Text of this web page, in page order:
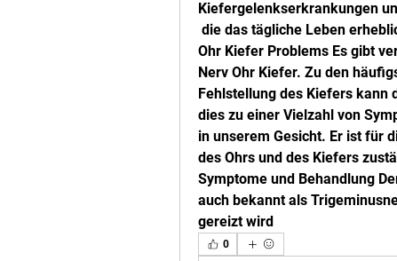
Kiefergelenkserkrankungen
Ohr Kiefer Problems Es gibt
Nerv Ohr Kiefer. Zu den
Fehlstellung des Kiefers kann
dies zu einer Vielzahl von
in unserem Gesicht. Er ist für
des Ohrs und des Kiefers
Symptome und Behandlung
auch bekannt als
gereizt wird
0